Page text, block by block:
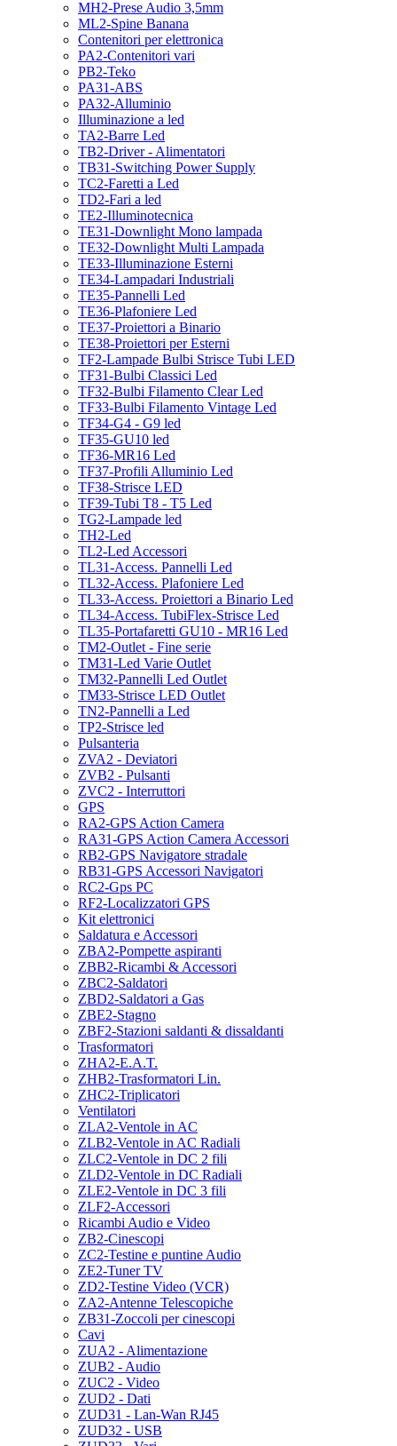
MH2-Prese Audio 3,5mm
ML2-Spine Banana
Contenitori per elettronica
PA2-Contenitori vari
PB2-Teko
PA31-ABS
PA32-Alluminio
Illuminazione a led
TA2-Barre Led
TB2-Driver - Alimentatori
TB31-Switching Power Supply
TC2-Faretti a Led
TD2-Fari a led
TE2-Illuminotecnica
TE31-Downlight Mono lampada
TE32-Downlight Multi Lampada
TE33-Illuminazione Esterni
TE34-Lampadari Industriali
TE35-Pannelli Led
TE36-Plafoniere Led
TE37-Proiettori a Binario
TE38-Proiettori per Esterni
TF2-Lampade Bulbi Strisce Tubi LED
TF31-Bulbi Classici Led
TF32-Bulbi Filamento Clear Led
TF33-Bulbi Filamento Vintage Led
TF34-G4 - G9 led
TF35-GU10 led
TF36-MR16 Led
TF37-Profili Alluminio Led
TF38-Strisce LED
TF39-Tubi T8 - T5 Led
TG2-Lampade led
TH2-Led
TL2-Led Accessori
TL31-Access. Pannelli Led
TL32-Access. Plafoniere Led
TL33-Access. Proiettori a Binario Led
TL34-Access. TubiFlex-Strisce Led
TL35-Portafaretti GU10 - MR16 Led
TM2-Outlet - Fine serie
TM31-Led Varie Outlet
TM32-Pannelli Led Outlet
TM33-Strisce LED Outlet
TN2-Pannelli a Led
TP2-Strisce led
Pulsanteria
ZVA2 - Deviatori
ZVB2 - Pulsanti
ZVC2 - Interruttori
GPS
RA2-GPS Action Camera
RA31-GPS Action Camera Accessori
RB2-GPS Navigatore stradale
RB31-GPS Accessori Navigatori
RC2-Gps PC
RF2-Localizzatori GPS
Kit elettronici
Saldatura e Accessori
ZBA2-Pompette aspiranti
ZBB2-Ricambi & Accessori
ZBC2-Saldatori
ZBD2-Saldatori a Gas
ZBE2-Stagno
ZBF2-Stazioni saldanti & dissaldanti
Trasformatori
ZHA2-E.A.T.
ZHB2-Trasformatori Lin.
ZHC2-Triplicatori
Ventilatori
ZLA2-Ventole in AC
ZLB2-Ventole in AC Radiali
ZLC2-Ventole in DC 2 fili
ZLD2-Ventole in DC Radiali
ZLE2-Ventole in DC 3 fili
ZLF2-Accessori
Ricambi Audio e Video
ZB2-Cinescopi
ZC2-Testine e puntine Audio
ZE2-Tuner TV
ZD2-Testine Video (VCR)
ZA2-Antenne Telescopiche
ZB31-Zoccoli per cinescopi
Cavi
ZUA2 - Alimentazione
ZUB2 - Audio
ZUC2 - Video
ZUD2 - Dati
ZUD31 - Lan-Wan RJ45
ZUD32 - USB